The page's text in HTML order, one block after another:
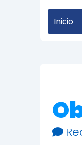
Inicio